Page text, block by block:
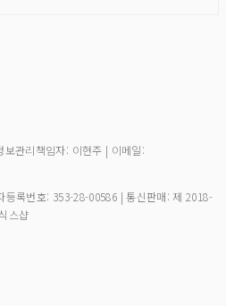
관리책임자: 이현주 | 이메일:
등록번호: 353-28-00586 | 통신판매:제 2018-
스샵